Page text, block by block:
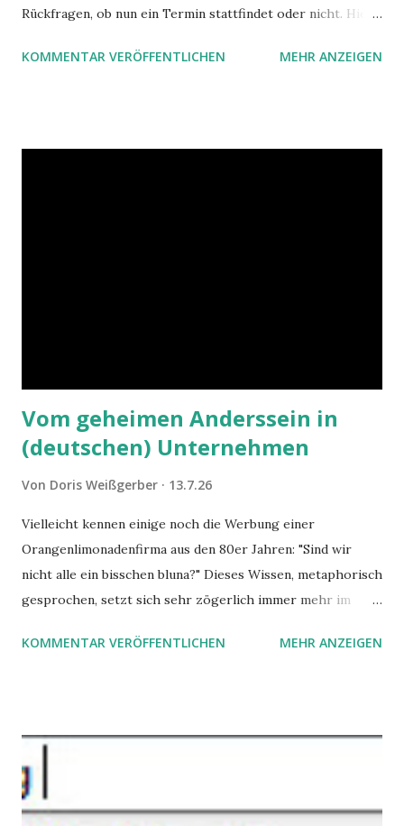
Rückfragen, ob nun ein Termin stattfindet oder nicht. Hier
Hilfe von Outlook.
KOMMENTAR VERÖFFENTLICHEN MEHR ANZEIGEN
Vom geheimen Anderssein in
(deutschen) Unternehmen
Von Doris Weißgerber 13.7.26
Vielleicht kennen einige noch die Werbung einer
Orangenlimonadenfirma aus den 80er Jahren: "Sind wir
nicht alle ein bisschen bluna?" Dieses Wissen, metaphorisch
gesprochen, setzt sich sehr zögerlich immer mehr im
gleich. Im Arbeitskontext kann es zu nicht verstandenen
Angstzuständen ihrer Mitglieder. Dafür könnte es Gründe
geben, die weitgehend noch im Dunkeln zu liegen scheinen.
KOMMENTAR VERÖFFENTLICHEN MEHR ANZEIGEN